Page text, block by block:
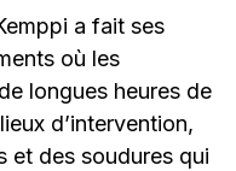
a fait ses
où les
longues heures de
d’intervention,
et des soudures qui